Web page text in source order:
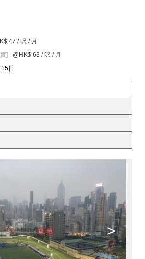
47 / 呎 / 月
] @HK$ 63 / 呎 / 月
日
>